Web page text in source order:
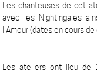
Les chanteuses de cet
avec les Nightingales
l'Amour (dates en cours de
Les ateliers ont lieu de